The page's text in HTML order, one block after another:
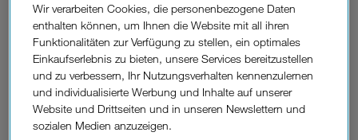
"Ganz Wien dreht auf".
Ab 12. Juli bekommt das Riesenrad-Branding einen "neuen
Spin". Denn bis 19. Juli 2021 steht Wiens Wahrzeichen
ganz im Zeichen der Österreicherinnen und Österreicher.
Täglich von 21:00 bis 24:00 Uhr werden Vor- oder
Spitznamen aus dem ganzen Land auf das Riesenrad
projiziert. Mitmachen können alle Österreicherinnen und
Österreicher vor Ort, aber auch aus ganz Österreich. Um
Wir verarbeiten Cookies, die personenbezogene Daten
enthalten können, um Ihnen die Website mit all ihren
Funktionalitäten zur Verfügung zu stellen, ein optimales
Einkaufserlebnis zu bieten, unsere Services bereitzustellen
und zu verbessern, Ihr Nutzungsverhalten kennenzulernen
und individualisierte Werbung und Inhalte auf unserer
Website und Drittseiten und in unseren Newslettern und
sozialen Medien anzuzeigen.